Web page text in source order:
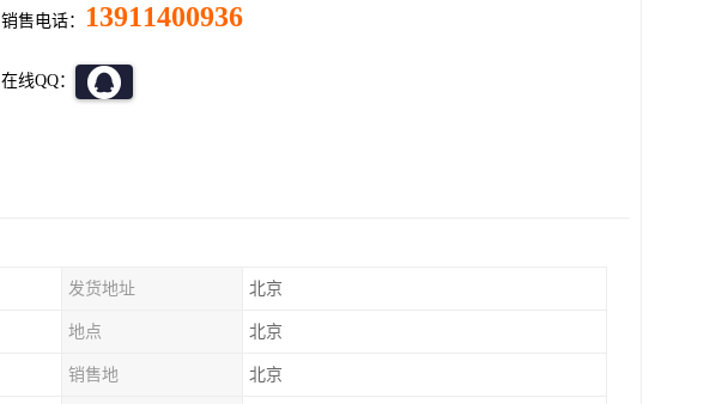
销售电话： 13911400936
在线QQ：
发货地址 北京
地点 北京
销售地 北京